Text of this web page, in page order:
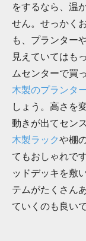
をするなら、温
せん。せっかく
も、プランター
見えていてはも
ムセンターで買
木製のプランタ
しょう。高さを
動きが出てセン
木製ラックや棚
てもおしゃれで
ッドデッキを敷
テムがたくさん
ていくのも良い